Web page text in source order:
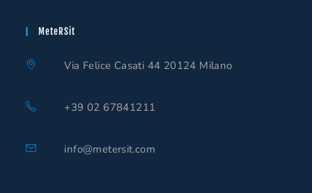
MeteRSit
Via Felice Casati 44 20124 Milano
+39 02 67841211
your
info@metersit.com